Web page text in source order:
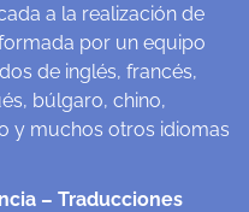
a la realización de
por un equipo
de inglés, francés,
búlgaro, chino,
y muchos otros idiomas
– Traducciones